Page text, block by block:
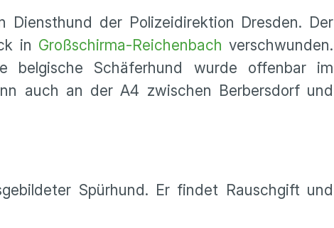
der Polizeidirektion Dresden. Der
in Großschirma-Reichenbach verschwunden.
belgische Schäferhund wurde offenbar im
auch an der A4 zwischen Berbersdorf und
Spürhund. Er findet Rauschgift und